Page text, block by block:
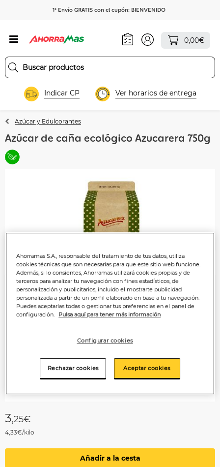
1º Envío GRATIS con el cupón: BIENVENIDO
0,00€
Indicar CP Ver horarios de entrega
Azúcar y Edulcorantes
Azúcar de caña ecológico Azucarera 750g
Anterior
3,25€
4,33€/kilo
Añadir a la cesta
Ahorramas S.A., responsable del tratamiento de tus datos, utiliza
cookies técnicas que son necesarias para que este sitio web funcione.
Además, si lo consientes, Ahorramas utilizará cookies propias y de
terceros para analizar tu navegación con fines estadísticos, de
personalización y publicitarios, incluido el mostrarte publicidad
personalizada a partir de un perfil elaborado en base a tu navegación.
Puedes aceptarlas todas o gestionar tus preferencias en el panel de
configuración.
Pulsa aquí para tener más información
Configurar cookies
Rechazar cookies Aceptar cookies